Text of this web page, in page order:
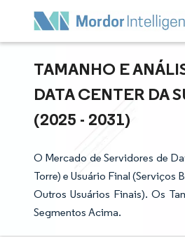
TAMANHO E
DATA CENTER DA
(2025 - 2031)
O Mercado de Servidores de
Torre) e Usuário Final
Outros Usuários Finais). Os
Segmentos Acima.